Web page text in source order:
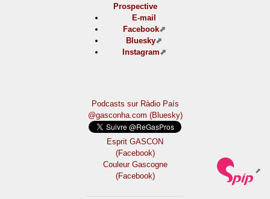
Prospective
E-mail
Facebook
Bluesky
Instagram
Podcasts sur Ràdio País
@gasconha.com (Bluesky)
Esprit GASCON
(Facebook)
Couleur Gascogne
(Facebook)